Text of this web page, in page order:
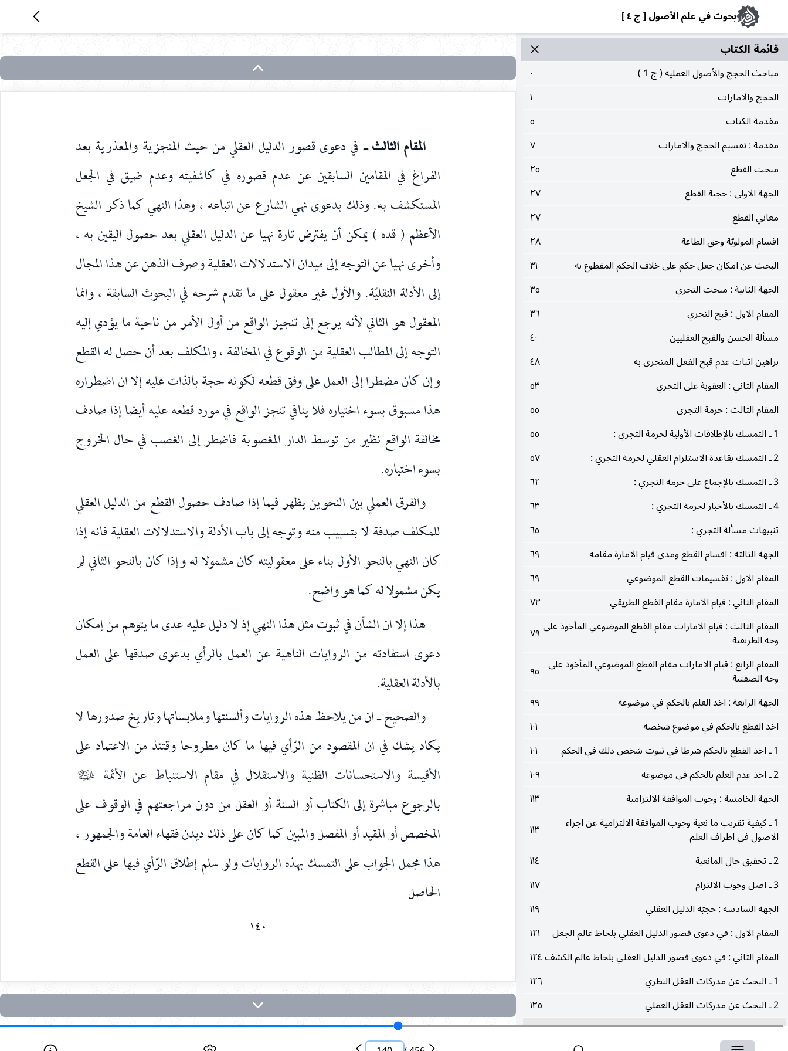
بحوث في علم الأصول [ ج ٤ ]
قائمة الکتاب
مباحث الحجج والأصول العملية ( ج 1 )
٠
الحجج والامارات
١
مقدمة الكتاب
٥
مقدمة : تقسيم الحجج والامارات
٧
مبحث القطع
٢٥
الجهة الاولى : حجية القطع
٢٧
معاني القطع
٢٧
اقسام المولويّة وحق الطاعة
٢٨
البحث عن امكان جعل حكم على خلاف الحكم المقطوع به
٣١
الجهة الثانية : مبحث التجري
٣٥
المقام الاول : قبح التجري
٣٦
مسألة الحسن والقبح العقليين
٤٠
براهين اثبات عدم قبح الفعل المتجرى به
٤٨
المقام الثاني : العقوبة على التجري
٥٣
المقام الثالث : حرمة التجري
٥٥
1 ـ التمسك بالإطلاقات الأولية لحرمة التجري :
٥٥
2 ـ التمسك بقاعدة الاستلزام العقلي لحرمة التجري :
٥٧
3 ـ التمسك بالإجماع على حرمة التجري :
٦٢
4 ـ التمسك بالأخبار لحرمة التجري :
٦٣
تنبيهات مسألة التجري :
٦٥
الجهة الثالثة : اقسام القطع ومدى قيام الامارة مقامه
٦٩
المقام الاول : تقسيمات القطع الموضوعي
٦٩
المقام الثاني : قيام الامارة مقام القطع الطريقي
٧٣
المقام الثالث : قيام الامارات مقام القطع الموضوعي المأخوذ على
وجه الطريقية
٧٩
المقام الرابع : قيام الامارات مقام القطع الموضوعي المأخوذ على
وجه الصفتية
٩٥
الجهة الرابعة : اخذ العلم بالحكم في موضوعه
٩٩
اخذ القطع بالحكم في موضوع شخصه
١٠١
1 ـ اخذ القطع بالحكم شرطا في ثبوت شخص ذلك في الحكم
١٠١
2 ـ اخذ عدم العلم بالحكم في موضوعه
١٠٩
الجهة الخامسة : وجوب الموافقة الالتزامية
١١٣
1 ـ كيفية تقريب ما نعية وجوب الموافقة الالتزامية عن اجراء
الاصول في اطراف العلم
١١٣
2 ـ تحقيق حال المانعية
١١٤
3 ـ اصل وجوب الالتزام
١١٧
الجهة السادسة : حجيّة الدليل العقلي
١١٩
المقام الاول : في دعوى قصور الدليل العقلي بلحاظ عالم الجعل
١٢١
المقام الثاني : في دعوى قصور الدليل العقلي بلحاظ عالم الكشف١٢٤
1 ـ البحث عن مدركات العقل النظري
١٢٦
2 ـ البحث عن مدركات العقل العملي
١٣٥
المقام الثالث : في دعوى قصور الدليل العقلي بلحاظ عالم التنجيز ١٤٠
البحث
البحث
في
المقام الثالث ـفي دعوى قصور الدليل العقلي من حيث المنجزية والمعذرية بعد
الفراغ في المقامين السابقين عن عدم قصوره في كاشفيته وعدم ضيق في الجعل
المستكشف به. وذلك بدعوى نهي الشارع عن اتباعه ، وهذا النهي كما ذكر الشيخ
الأعظم ( قده ) يمكن أن يفترض تارة نهيا عن الدليل العقلي بعد حصول اليقين به ،
وأخرى نهيا عن التوجه إلى ميدان الاستدلالات العقلية وصرف الذهن عن هذا المجال
إلى الأدلة النقليّة. والأول غير معقول على ما تقدم شرحه في البحوث السابقة ، وانما
المعقول هو الثاني لأنه يرجع إلى تنجيز الواقع من أول الأمر من ناحية ما يؤدي إليه
التوجه إلى المطالب العقلية من الوقوع في المخالفة ، والمكلف بعد أن حصل له القطع
وإن كان مضطرا إلى العمل على وفق قطعه لكونه حجة بالذات عليه إلا ان اضطراره
هذا مسبوق بسوء اختياره فلا ينافي تنجز الواقع في مورد قطعه عليه أيضا إذا صادف
مخالفة الواقع نظير من توسط الدار المغصوبة فاضطر إلى الغصب في حال الخروج
بسوء اختياره.
والفرق العملي بين النحوين يظهر فيما إذا صادف حصول القطع من الدليل العقلي
للمكلف صدفة لا بتسبيب منه وتوجه إلى باب الأدلة والاستدلالات العقلية فانه إذا
كان النهي بالنحو الأول بناء على معقوليته كان مشمولا له وإذا كان بالنحو الثاني لم
يكن مشمولا له كما هو واضح.
هذا إلا ان الشأن في ثبوت مثل هذا النهي إذ لا دليل عليه عدى ما يتوهم من إمكان
دعوى استفادته من الروايات الناهية عن العمل بالرأي بدعوى صدقها على العمل
بالأدلة العقلية.
والصحيح ـ ان من يلاحظ هذه الروايات وألسنتها وملابساتها وتاريخ صدورها لا
يكاد يشك في ان المقصود من الرّأي فيها ما كان مطروحا وقتئذ من الاعتماد على
الأقيسة والاستحسانات الظنية والاستقلال في مقام الاستنباط عن الأئمة عليهم‌السلام
بالرجوع مباشرة إلى الكتاب أو السنة أو العقل من دون مراجعتهم في الوقوف على
المخصص أو المقيد أو المفصل والمبين كما كان على ذلك ديدن فقهاء العامة والجمهور ،
هذا مجمل الجواب على التمسك بهذه الروايات ولو سلم إطلاق الرّأي فيها على القطع
الحاصل
١٤٠